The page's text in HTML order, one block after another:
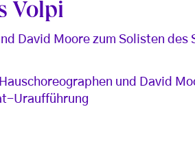
Volpi
David Moore zum Solisten
und David
Uraufführung